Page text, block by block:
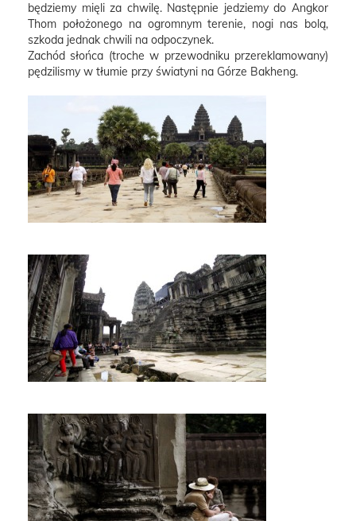
będziemy mięli za chwilę. Następnie jedziemy do Angkor
Thom położonego na ogromnym terenie, nogi nas bolą,
szkoda jednak chwili na odpoczynek.
Zachód słońca (troche w przewodniku przereklamowany)
pędzilismy w tłumie przy światyni na Górze Bakheng.